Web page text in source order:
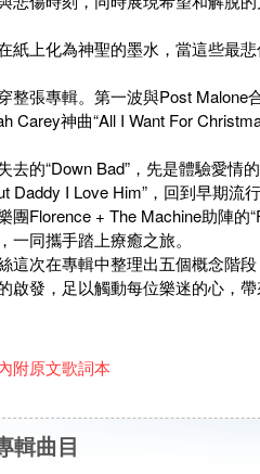
紙上化為神聖的墨水，當這些最
整張專輯。第一波與Post Malone
Carey神曲“All I Want For
去的“Down Bad”，先是體驗愛情
Daddy I Love Him”，回到早期
團Florence + The Machine助陣的
一同攜手踏上療癒之旅。
這次在專輯中整理出五個概念階
啟發，足以觸動每位樂迷的心，
附原文歌詞本
輯曲目